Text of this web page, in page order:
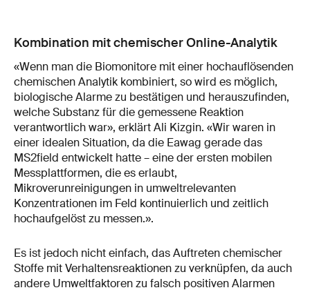
Kombination mit chemischer Online-Analytik
«Wenn man die Biomonitore mit einer hochauflösenden
chemischen Analytik kombiniert, so wird es möglich,
biologische Alarme zu bestätigen und herauszufinden,
welche Substanz für die gemessene Reaktion
verantwortlich war», erklärt Ali Kizgin. «Wir waren in
einer idealen Situation, da die Eawag gerade das
MS2field entwickelt hatte – eine der ersten mobilen
Messplattformen, die es erlaubt,
Mikroverunreinigungen in umweltrelevanten
Konzentrationen im Feld kontinuierlich und zeitlich
hochaufgelöst zu messen.».
Es ist jedoch nicht einfach, das Auftreten chemischer
Stoffe mit Verhaltensreaktionen zu verknüpfen, da auch
andere Umweltfaktoren zu falsch positiven Alarmen